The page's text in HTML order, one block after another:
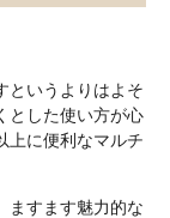
というよりはよそ
とした使い方が心
上に便利なマルチ
ますます魅力的な